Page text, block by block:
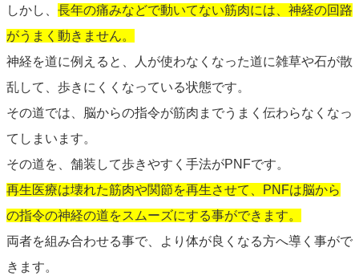
しかし、 長年の痛みなどで動いてない筋肉には、神経の回路
がうまく動きません。
神経を道に例えると、人が使わなくなった道に雑草や石が散
乱して、歩きにくくなっている状態です。
その道では、脳からの指令が筋肉までうまく伝わらなくなっ
てしまいます。
その道を、舗装して歩きやすく手法がPNFです。
再生医療は壊れた筋肉や関節を再生させて、PNFは脳から
の指令の神経の道をスムーズにする事ができます。
両者を組み合わせる事で、より体が良くなる方へ導く事がで
きます。